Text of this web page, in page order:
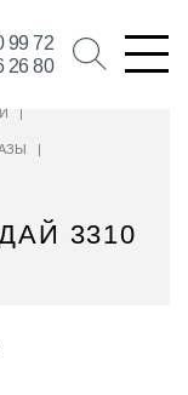
99 72
26 80
|
|
3310